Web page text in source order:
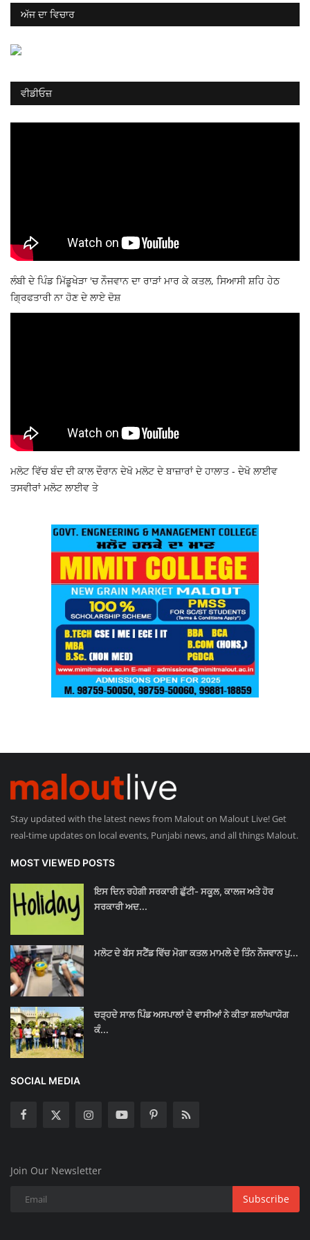
ਅੱਜ ਦਾ ਵਿਚਾਰ
ਵੀਡੀਓਜ਼
ਲੰਬੀ ਦੇ ਪਿੰਡ ਮਿੱਡੂਖੇੜਾ 'ਚ ਨੌਜਵਾਨ ਦਾ ਰਾੜਾਂ ਮਾਰ ਕੇ ਕਤਲ, ਸਿਆਸੀ ਸ਼ਹਿ ਹੇਠ
ਗ੍ਰਿਫਤਾਰੀ ਨਾ ਹੋਣ ਦੇ ਲਾਏ ਦੋਸ਼
ਮਲੋਟ ਵਿੱਚ ਬੰਦ ਦੀ ਕਾਲ ਦੌਰਾਨ ਦੇਖੋ ਮਲੋਟ ਦੇ ਬਾਜ਼ਾਰਾਂ ਦੇ ਹਾਲਾਤ - ਦੇਖੋ ਲਾਈਵ
ਤਸਵੀਰਾਂ ਮਲੋਟ ਲਾਈਵ ਤੇ
Stay updated with the latest news from Malout on Malout Live! Get
real-time updates on local events, Punjabi news, and all things Malout.
MOST VIEWED POSTS
ਇਸ ਦਿਨ ਰਹੇਗੀ ਸਰਕਾਰੀ ਛੁੱਟੀ- ਸਕੂਲ, ਕਾਲਜ ਅਤੇ ਹੋਰ
ਸਰਕਾਰੀ ਅਦ...
ਮਲੋਟ ਦੇ ਬੱਸ ਸਟੈਂਡ ਵਿੱਚ ਮੋਗਾ ਕਤਲ ਮਾਮਲੇ ਦੇ ਤਿੰਨ ਨੌਜਵਾਨ ਪੁ...
ਚੜ੍ਹਦੇ ਸਾਲ ਪਿੰਡ ਅਸਪਾਲਾਂ ਦੇ ਵਾਸੀਆਂ ਨੇ ਕੀਤਾ ਸ਼ਲਾਂਘਾਯੋਗ
ਕੰ...
SOCIAL MEDIA
Join Our Newsletter
Subscribe